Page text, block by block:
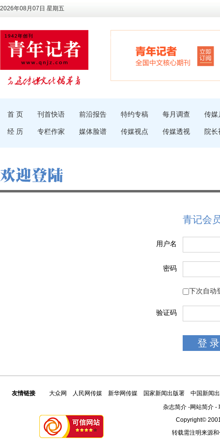
2026年08月07日 星期五
首 页 刊首快语 前沿报告 特约专稿 每月调查 传媒
经 历 专栏作家 媒体脸谱 传媒视点 传媒透视 院长
青记会
用户名
密码
下次自动
验证码
友情链接 大众网 人民网传媒 新华网传媒 国家新闻出版署
中国新闻
杂志简介 -网站简介 -
Copyright©
转载需注明来源